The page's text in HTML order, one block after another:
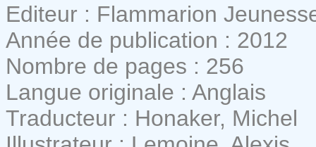
Editeur : Flammarion
Année de publication : 2012
Nombre de pages : 256
Langue originale : Anglais
Traducteur : Honaker, Michel